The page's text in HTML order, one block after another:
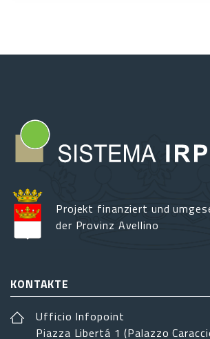
Projekt finanziert und
der Provinz Avellino
KONTAKTE
Ufficio Infopoint
Piazza Libertá 1 (Palazzo